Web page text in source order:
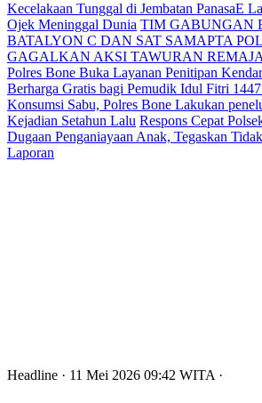
Kecelakaan Tunggal di Jembatan PanasaE
Ojek Meninggal Dunia TIM GABUNGAN
BATALYON C DAN SAT SAMAPTA
GAGALKAN AKSI TAWURAN
Polres Bone Buka Layanan Penitipan
Berharga Gratis bagi Pemudik Idul Fitri
Konsumsi Sabu, Polres Bone Lakukan
Kejadian Setahun Lalu Respons Cepat
Dugaan Penganiayaan Anak, Tegaskan
Laporan
Headline · 11 Mei 2026 09:42 WITA ·